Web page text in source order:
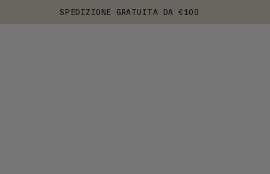
SPEDIZIONE GRATUITA DA €100